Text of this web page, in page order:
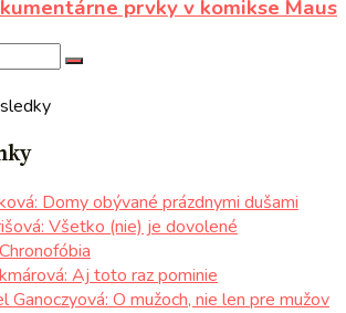
prvky v komikse Maus
Domy obývané prázdnymi dušami
Všetko (nie) je dovolené
Aj toto raz pominie
Ganoczyová: O mužoch, nie len pre mužov